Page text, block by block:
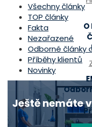
Všechny články
TOP články
Fakta
Nezařazené
Odborné články
Příběhy klientů
Novinky
Ještě nemáte